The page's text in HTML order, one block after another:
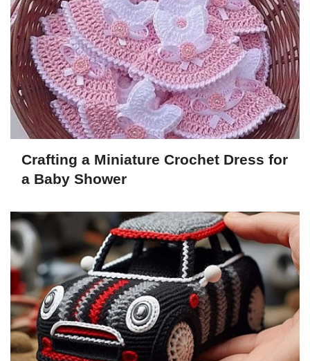
Crafting a Miniature Crochet Dress for
a Baby Shower